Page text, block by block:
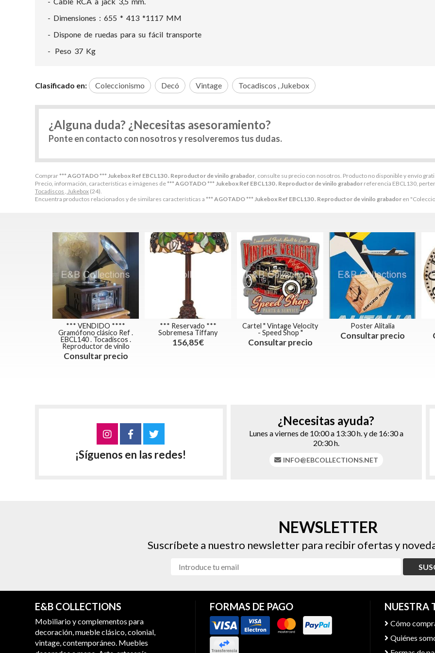
Comprar*** AGOTADO *** Jukebox Ref EBCL130 . Reproductor de vinilo grabador, consulte su precio con nosotros. Producto no disponible y envío
Precio, información, características e imágenes de*** AGOTADO *** Jukebox Ref EBCL130 . Reproductor de vinilo grabador referencia EBCL130,
Tocadiscos , Jukebox (24).
Encuentra productos relacionados y de similares características a *** AGOTADO *** Jukebox Ref EBCL130 . Reproductor de vinilo grabador en
- Dimensiones : 655 * 413 *1117 MM
- Dispone de ruedas para su fácil transporte
- Peso 37 Kg
Clasificado en: Coleccionismo Decó Vintage Tocadiscos , Jukebox
¿Alguna duda? ¿Necesitas asesoramiento?
Ponte en contacto con nosotros y resolveremos tus dudas.
*** VENDIDO ****
Gramófono clásico Ref .
EBCL140 . Tocadiscos .
Reproductor de vinilo
Consultar precio
*** Reservado ***
Sobremesa Tiffany
156,85€
Cartel " Vintage Velocity
- Speed Shop "
Consultar precio
Poster Alitalia
Consultar precio
¡Síguenos en las redes!
¿Necesitas ayuda?
Lunes a viernes de 10:00 a 13:30 h. y de 16:30 a
20:30 h.
INFO@EBCOLLECTIONS.NET
NEWSLETTER
Suscríbete a nuestro newsletter para recibir ofertas y
E&B COLLECTIONS
Mobiliario y complementos para
decoración, mueble clásico, colonial,
vintage, contemporáneo. Muebles
FORMAS DE PAGO NUESTRA
Cómo
Quiénes